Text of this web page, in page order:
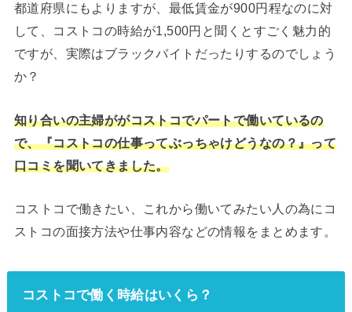
都道府県にもよりますが、最低賃金が900円程なのに対
して、コストコの時給が1,500円と聞くとすごく魅力的
ですが、実際はブラックバイトだったりするのでしょう
か？
知り合いの主婦ががコストコでパートで働いているの
で、『コストコの仕事ってぶっちゃけどうなの？』って
口コミを聞いてきました。
コストコで働きたい、これから働いてみたい人の為にコ
ストコの面接方法や仕事内容などの情報をまとめます。
コストコで働く時給はいくら？